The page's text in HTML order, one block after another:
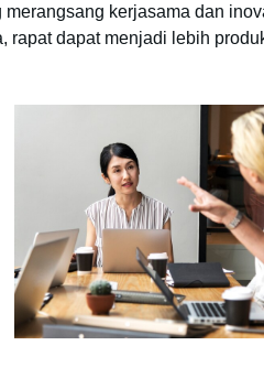
kerjasama dan
rapat dapat menjadi lebih